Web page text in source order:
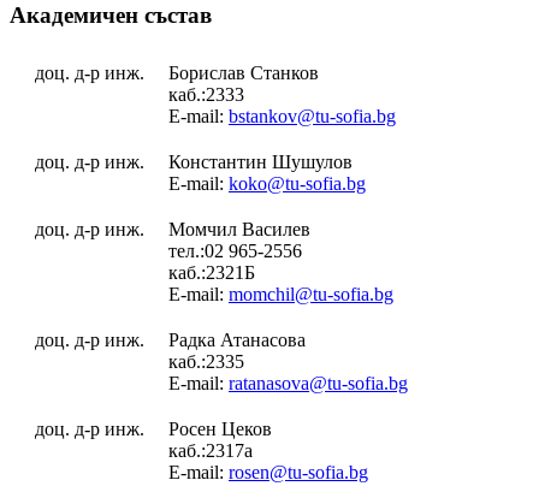
Академичен състав
доц. д-р инж.
Борислав Станков
каб.:2333
E-mail: bstankov@tu-sofia.bg
доц. д-р инж.
Константин Шушулов
E-mail: koko@tu-sofia.bg
доц. д-р инж.
Момчил Василев
тел.:02 965-2556
каб.:2321Б
E-mail: momchil@tu-sofia.bg
доц. д-р инж.
Радка Атанасова
каб.:2335
E-mail: ratanasova@tu-sofia.bg
доц. д-р инж.
Росен Цеков
каб.:2317а
E-mail: rosen@tu-sofia.bg